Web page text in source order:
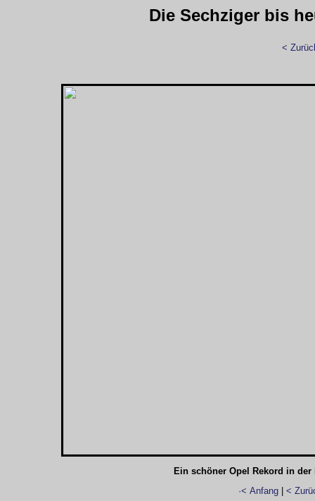
Die Sechziger bis
<
Ein schöner Opel Rekord in der
·< Anfang| <